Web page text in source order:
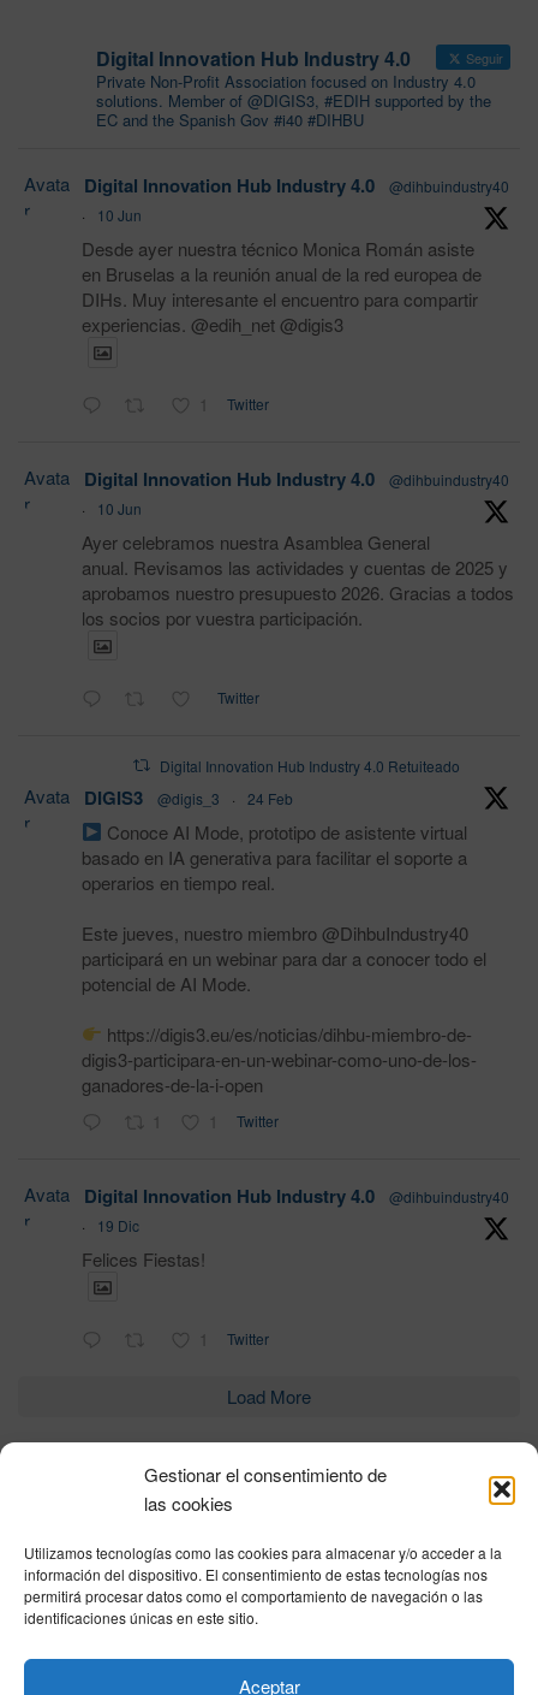
Gestionar el consentimiento de
las cookies
Utilizamos tecnologías como las cookies para almacenar y/o acceder a la
información del dispositivo. El consentimiento de estas tecnologías nos
permitirá procesar datos como el comportamiento de navegación o las
identificaciones únicas en este sitio.
Aceptar
Digital Innovation Hub Industry 4.0 Seguir
Private Non-Profit Association focused on Industry 4.0
solutions. Member of @DIGIS3, #EDIH supported by the
EC and the Spanish Gov #i40 #DIHBU
Avata
r
Digital Innovation Hub Industry 4.0
@dihbuindustry40
·
10 Jun
Desde ayer nuestra técnico Monica Román asiste
en Bruselas a la reunión anual de la red europea de
DIHs. Muy interesante el encuentro para compartir
experiencias. @edih_net @digis3
1 Twitter
Avata
r
Digital Innovation Hub Industry 4.0
@dihbuindustry40
·
10 Jun
Ayer celebramos nuestra Asamblea General
anual. Revisamos las actividades y cuentas de 2025 y
aprobamos nuestro presupuesto 2026. Gracias a todos
los socios por vuestra participación.
Twitter
Digital Innovation Hub Industry 4.0 Retuiteado
Avata
r
DIGIS3 @digis_3 · 24 Feb
Conoce AI Mode, prototipo de asistente virtual
basado en IA generativa para facilitar el soporte a
operarios en tiempo real.
Este jueves, nuestro miembro @DihbuIndustry40
participará en un webinar para dar a conocer todo el
potencial de AI Mode.
https://digis3.eu/es/noticias/dihbu-miembro-de-
digis3-participara-en-un-webinar-como-uno-de-los-
ganadores-de-la-i-open
1 1 Twitter
Avata
r
Digital Innovation Hub Industry 4.0
@dihbuindustry40
·
19 Dic
Felices Fiestas!
1 Twitter
Load More
HOME
Privacy Policy|Legal Notice |Cookies Policy|DNSH|Home
© DIHBU 2026